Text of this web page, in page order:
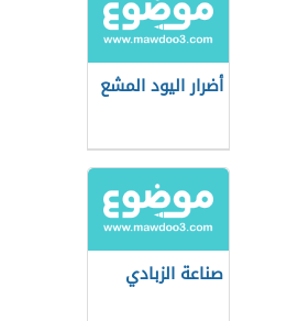
أضرار اليود المشع
صناعة الزبادي